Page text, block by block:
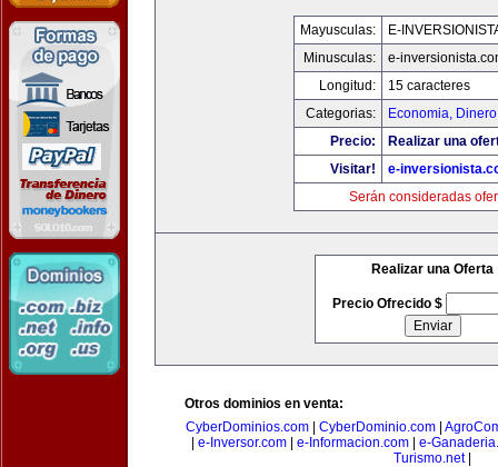
Mayusculas:
E-
Minusculas:
e-
Longitud:
15 caracteres
Categorias:
Economia,
Precio:
Realizar una
Visitar!
e-
Serán consideradas
Realizar una Oferta
Precio Ofrecido $
Otros dominios en venta:
CyberDominios.com| CyberDominio.com|
e-Inversor.com| e-Informacion.com| e-
Turismo.net|